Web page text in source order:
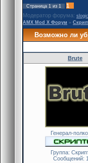
Страница 1 из 1
1
Модератор форума: slogic
AMX Mod X Форум »
Возможно ли
Brute
Генерал-
Группа:
Сообщений: